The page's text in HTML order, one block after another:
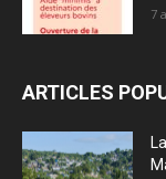
7
ARTICLES